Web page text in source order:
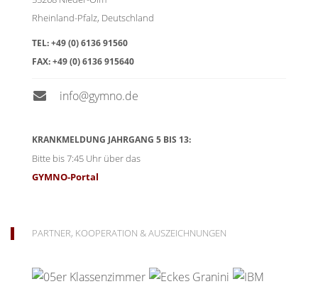
Rheinland-Pfalz, Deutschland
TEL:+49 (0) 6136 91560
FAX:+49 (0) 6136 915640
info@gymno.de
KRANKMELDUNG JAHRGANG 5 BIS 13:
Bitte bis 7:45 Uhr über das
GYMNO-Portal
PARTNER, KOOPERATION & AUSZEICHNUNGEN